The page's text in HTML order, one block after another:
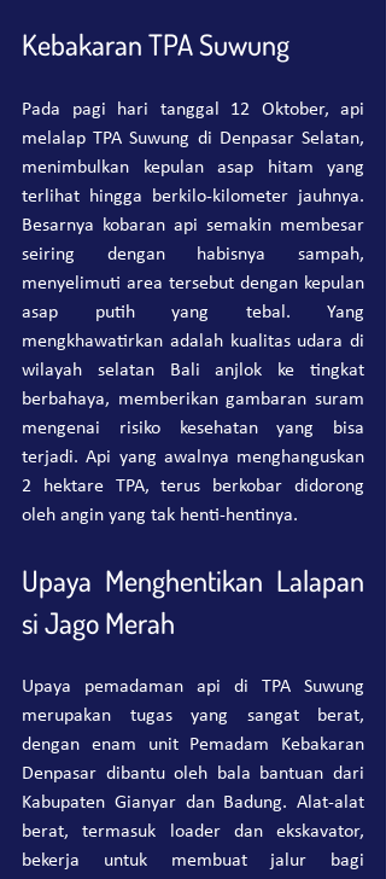
Kebakaran TPA Suwung
Pada pagi hari tanggal 12 Oktober, api
melalap TPA Suwung di Denpasar Selatan,
menimbulkan kepulan asap hitam yang
terlihat hingga berkilo-kilometer jauhnya.
Besarnya kobaran api semakin membesar
seiring dengan habisnya sampah,
menyelimuti area tersebut dengan kepulan
asap putih yang tebal. Yang
mengkhawatirkan adalah kualitas udara di
wilayah selatan Bali anjlok ke tingkat
berbahaya, memberikan gambaran suram
mengenai risiko kesehatan yang bisa
terjadi. Api yang awalnya menghanguskan
2 hektare TPA, terus berkobar didorong
oleh angin yang tak henti-hentinya.
Upaya Menghentikan Lalapan
si Jago Merah
Upaya pemadaman api di TPA Suwung
merupakan tugas yang sangat berat,
dengan enam unit Pemadam Kebakaran
Denpasar dibantu oleh bala bantuan dari
Kabupaten Gianyar dan Badung. Alat-alat
berat, termasuk loader dan ekskavator,
bekerja untuk membuat jalur bagi